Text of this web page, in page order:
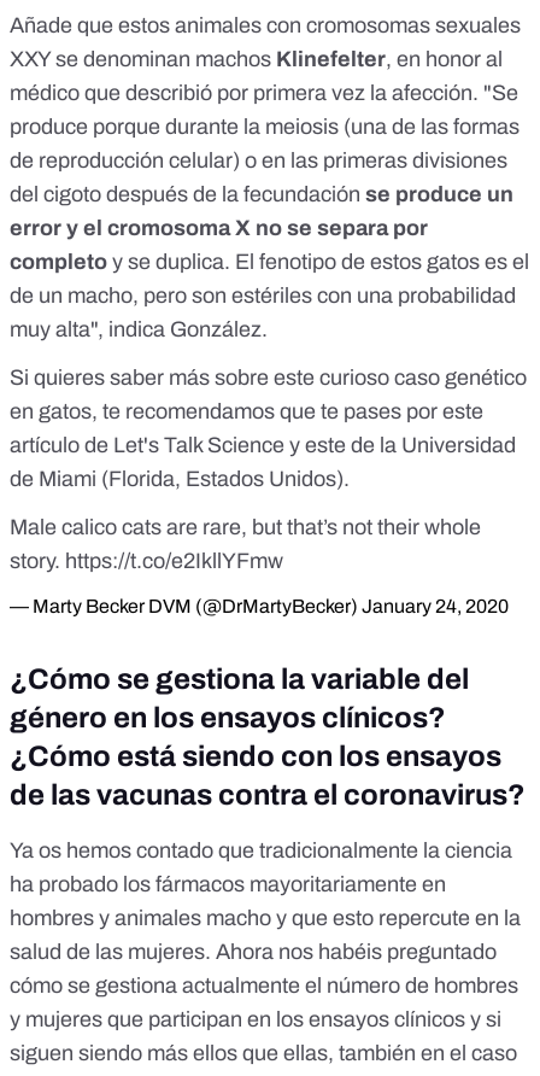
Añade que estos animales con cromosomas sexuales
XXY se denominan machos Klinefelter, en honor al
médico que describió por primera vez la afección. "Se
produce porque durante la meiosis (una de las formas
de reproducción celular) o en las primeras divisiones
del cigoto después de la fecundación se produce un
error y el cromosoma X no se separa por
completo y se duplica. El fenotipo de estos gatos es el
de un macho, pero son estériles con una probabilidad
muy alta", indica González.
Si quieres saber más sobre este curioso caso genético
en gatos, te recomendamos que te pases por este
artículo de Let's Talk Science y este de la Universidad
de Miami (Florida, Estados Unidos).
Male calico cats are rare, but that’s not their whole
story. https://t.co/e2IkllYFmw
— Marty Becker DVM (@DrMartyBecker) January 24, 2020
¿Cómo se gestiona la variable del
género en los ensayos clínicos?
¿Cómo está siendo con los ensayos
de las vacunas contra el coronavirus?
Ya os hemos contado que tradicionalmente la ciencia
ha probado los fármacos mayoritariamente en
hombres y animales macho y que esto repercute en la
salud de las mujeres. Ahora nos habéis preguntado
cómo se gestiona actualmente el número de hombres
y mujeres que participan en los ensayos clínicos y si
siguen siendo más ellos que ellas, también en el caso